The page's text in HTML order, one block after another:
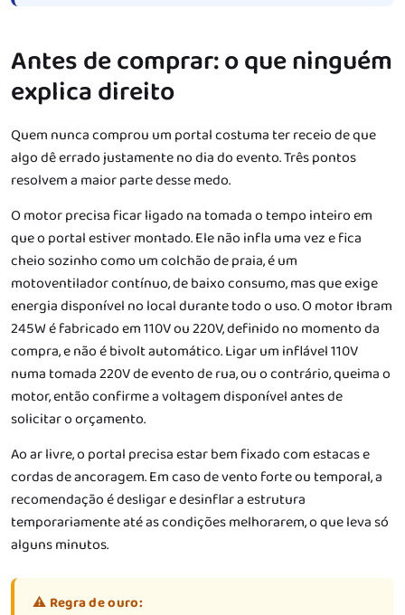
Antes de comprar: o que ninguém
explica direito
Quem nunca comprou um portal costuma ter receio de que
algo dê errado justamente no dia do evento. Três pontos
resolvem a maior parte desse medo.
O motor precisa ficar ligado na tomada o tempo inteiro em
que o portal estiver montado. Ele não infla uma vez e fica
cheio sozinho como um colchão de praia, é um
motoventilador contínuo, de baixo consumo, mas que exige
energia disponível no local durante todo o uso. O motor Ibram
245W é fabricado em 110V ou 220V, definido no momento da
compra, e não é bivolt automático. Ligar um inflável 110V
numa tomada 220V de evento de rua, ou o contrário, queima o
motor, então confirme a voltagem disponível antes de
solicitar o orçamento.
Ao ar livre, o portal precisa estar bem fixado com estacas e
cordas de ancoragem. Em caso de vento forte ou temporal, a
recomendação é desligar e desinflar a estrutura
temporariamente até as condições melhorarem, o que leva só
alguns minutos.
⚠️ Regra de ouro: